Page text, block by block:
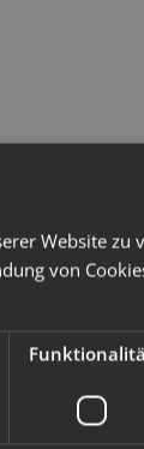
Website zu
von